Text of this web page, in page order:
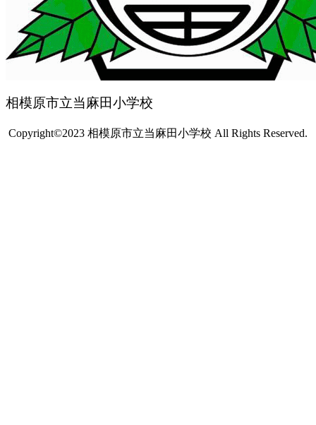
相模原市立当麻田小学校
Copyright©2023 相模原市立当麻田小学校 All Rights Reserved.